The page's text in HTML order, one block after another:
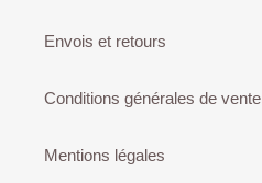
Envois et retours
Conditions générales de vente
Mentions légales